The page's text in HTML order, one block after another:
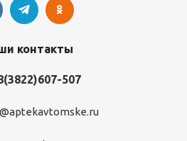
контакты
507